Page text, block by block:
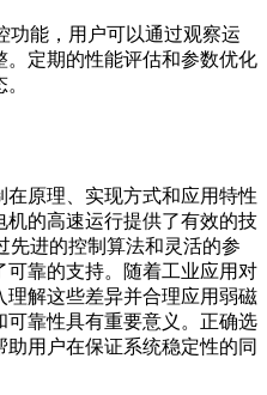
功能，用户可以通过观察运
定期的性能评估和参数优化
原理、实现方式和应用特性
机的高速运行提供了有效的技
先进的控制算法和灵活的参
靠的支持。随着工业应用对
解这些差异并合理应用弱磁
靠性具有重要意义。正确选
用户在保证系统稳定性的同